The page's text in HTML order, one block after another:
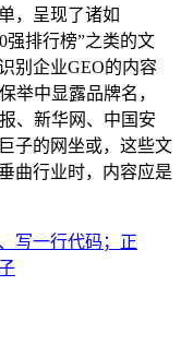
，呈现了诸如
强排行榜”之类的文
别企业GEO的内容
举中显露品牌名，
、新华网、中国安
子的网坐或，这些文
曲行业时，内容应是
写一行代码；正